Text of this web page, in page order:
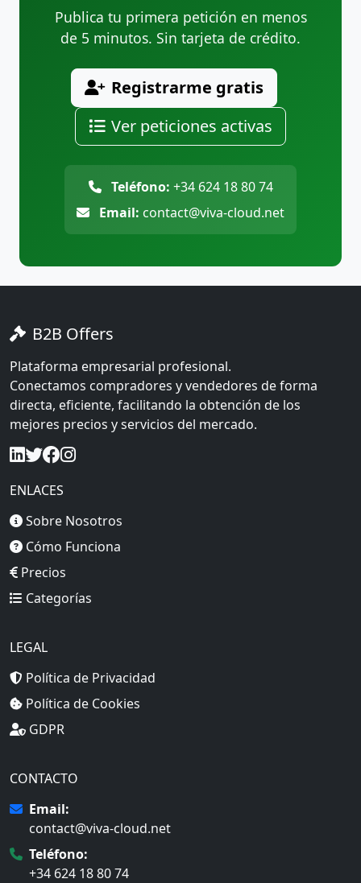
Publica tu primera petición en menos
de 5 minutos. Sin tarjeta de crédito.
Registrarme gratis
Ver peticiones activas
Teléfono: +34 624 18 80 74
Email: contact@viva-cloud.net
B2B Offers
Plataforma empresarial profesional.
Conectamos compradores y vendedores de forma
directa, eficiente, facilitando la obtención de los
mejores precios y servicios del mercado.
ENLACES
Sobre Nosotros
Cómo Funciona
Precios
Categorías
LEGAL
Política de Privacidad
Política de Cookies
GDPR
CONTACTO
Email:
contact@viva-cloud.net
Teléfono:
+34 624 18 80 74